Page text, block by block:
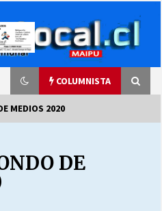
COLUMNISTA
las cuentas de luz… ¿Y
bajar?
MEDIOS 2020
DE